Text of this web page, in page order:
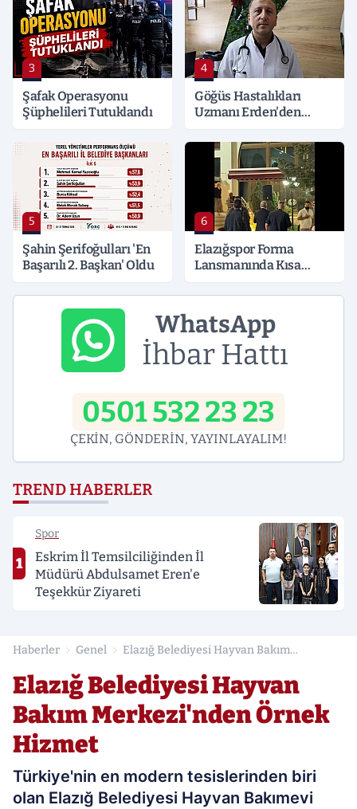
3
Şafak Operasyonu
Şüphelileri Tutuklandı
4
Göğüs Hastalıkları
Uzmanı Erden'den
5
Şahin Şerifoğulları 'En
Başarılı 2. Başkan' Oldu
6
Elazığspor Forma
Lansmanında Kısa
WhatsApp
İhbar Hattı
0501 532 23 23
ÇEKİN, GÖNDERİN, YAYINLAYALIM!
TREND HABERLER
1
Spor
Eskrim İl Temsilciliğinden İl
Müdürü Abdulsamet Eren'e
Teşekkür Ziyareti
Haberler Genel
Elazığ Belediyesi Hayvan Bakım
Elazığ Belediyesi Hayvan
Bakım Merkezi'nden Örnek
Hizmet
Türkiye'nin en modern tesislerinden biri
olan Elazığ Belediyesi Hayvan Bakımevi